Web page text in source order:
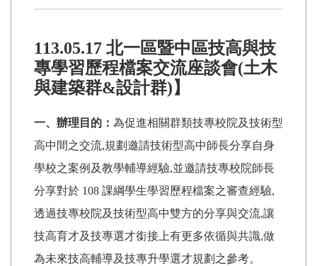
113.05.17 北一區暨中區技高與技
專學習歷程檔案交流座談會(土木
與建築群&設計群)】
一、辦理目的： 為促進相關群類技專校院及技術型
高中間之交流,規劃邀請技術型高中師長分享自身
學校之案例及教學輔導經驗,並邀請技專校院師長
分享對於 108 課綱學生學習歷程檔案之審查經驗,
透過技專校院及技術型高中雙方的分享與交流,讓
技高育才及技專選才銜接上有更多依循與共識,做
為未來技高輔導及技專升學選才規劃之參考。